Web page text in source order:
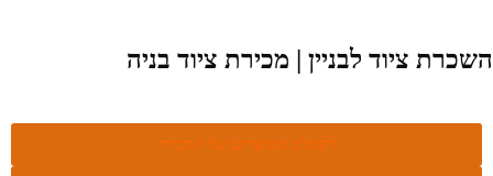
השכרת ציוד לבניין | מכירת ציוד בניה
לקטלוג המוצרים של החברה